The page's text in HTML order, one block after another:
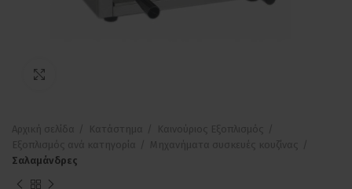
Σαλαμάνδρες